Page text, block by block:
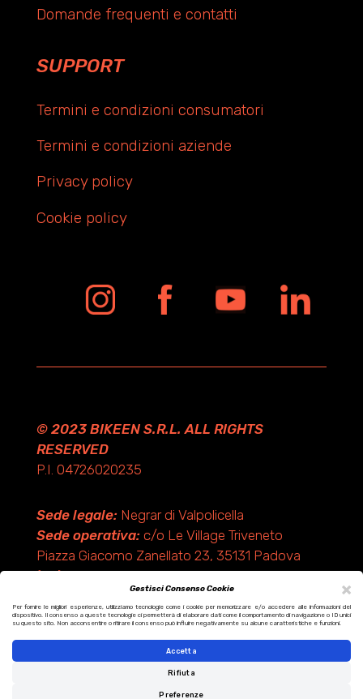
×
Gestisci Consenso Cookie
Per fornire le migliori esperienze, utilizziamo tecnologie come i cookie per memorizzare e/o accedere alle informazioni del
dispositivo. Il consenso a queste tecnologie ci permetterà di elaborare dati come il comportamento di navigazione o ID unici
su questo sito. Non acconsentire o ritirare il consenso può influire negativamente su alcune caratteristiche e funzioni.
Accetta
Rifiuta
Preferenze
Domande frequenti e contatti
SUPPORT
Termini e condizioni consumatori
Termini e condizioni aziende
Privacy policy
Cookie policy
© 2023 BIKEEN S.R.L. ALL RIGHTS
RESERVED
P.I. 04726020235
Sede legale:Negrar di Valpolicella
Sede operativa:c/o Le Village Triveneto
Piazza Giacomo Zanellato 23, 35131 Padova
(PD)
Design by KF ADV
Development by Italix.net